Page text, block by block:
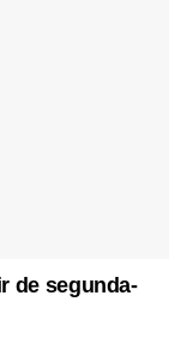
de segunda-